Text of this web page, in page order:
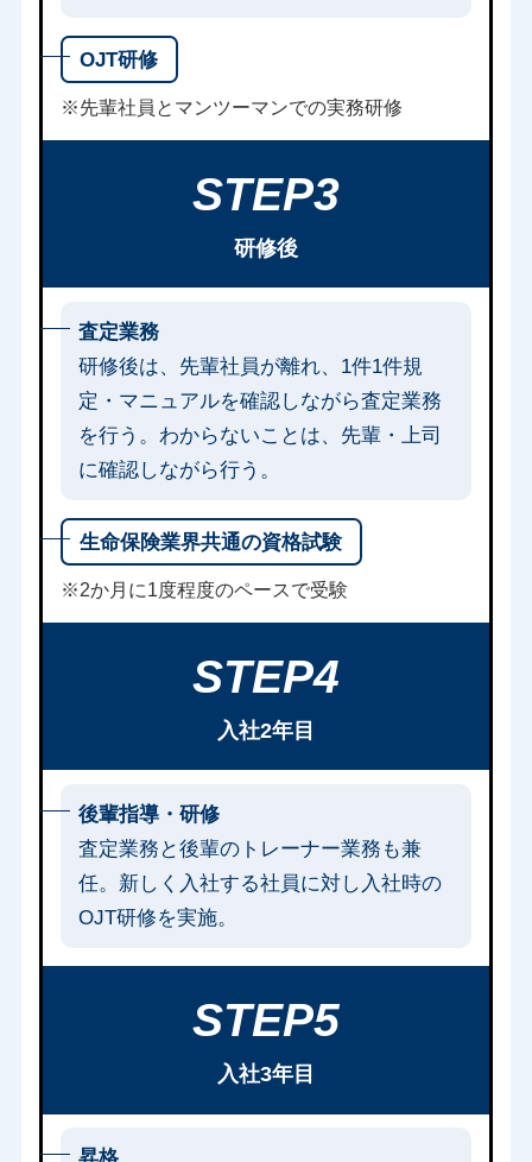
OJT研修
※先輩社員とマンツーマンでの実務研修
STEP3
研修後
査定業務
研修後は、先輩社員が離れ、1件1件規
定・マニュアルを確認しながら査定業務
を行う。わからないことは、先輩・上司
に確認しながら行う。
生命保険業界共通の資格試験
※2か月に1度程度のペースで受験
STEP4
入社2年目
後輩指導・研修
査定業務と後輩のトレーナー業務も兼
任。新しく入社する社員に対し入社時の
OJT研修を実施。
STEP5
入社3年目